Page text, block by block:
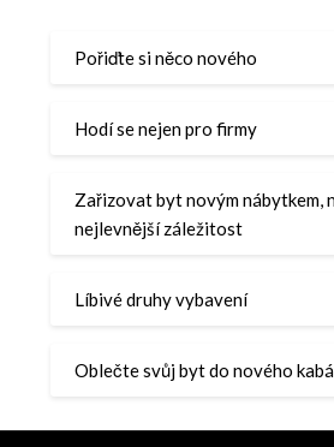
Pořiďte si něco nového
Hodí se nejen pro firmy
Zařizovat byt novým nábytkem,
nejlevnější záležitost
Líbivé druhy vybavení
Oblečte svůj byt do nového